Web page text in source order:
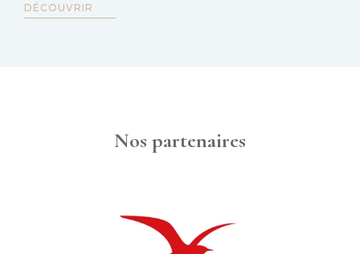
DÉCOUVRIR
Nos partenaires